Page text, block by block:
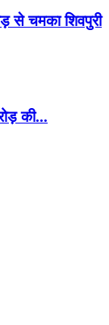
से चमका शिवपुरी
की...